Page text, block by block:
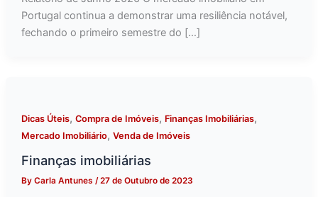
Portugal continua a demonstrar uma resiliência notável,
fechando o primeiro semestre do […]
Dicas Úteis, Compra de Imóveis, Finanças Imobiliárias,
Mercado Imobiliário, Venda de Imóveis
Finanças imobiliárias
By Carla Antunes /27 de Outubro de 2023